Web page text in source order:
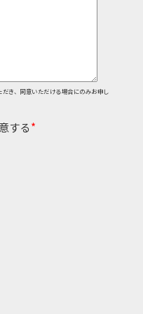
だき、同意いただける場合にのみお申し
する*